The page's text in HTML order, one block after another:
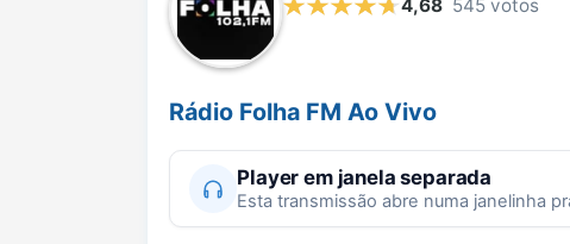
4,68 545 votos
Rádio Folha FM Ao Vivo
Player em janela separada
Esta transmissão abre numa janelinha